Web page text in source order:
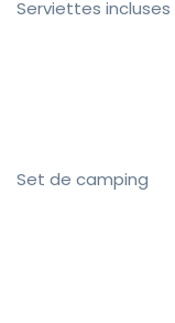
Serviettes incluses
Set de camping